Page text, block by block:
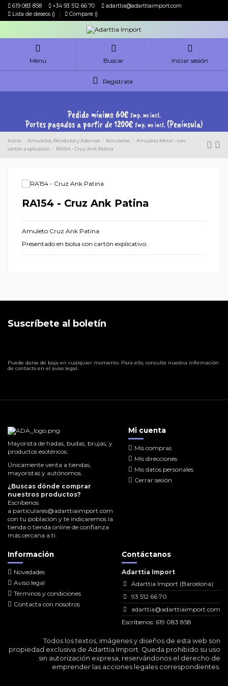
619 083 858 +34 93 512 66 70
adarttia@adarttiaimport.com
Lista de deseos () Compare ()
Menu Buscar Iniciar sesión
Regístrate
Pedido mínimo 60€ Imp. no incl.
Portes pagados a partir de 1200€ Imp. no incl. (Península)
Inicio Amuletos, Péndulos y Adornos Amuletos
Amuleto Metal - con
cartón explicativo
RA154 - Cruz Ank Patina
RA154 - Cruz Ank Patina
Amuleto Cruz Ank Patina
Presentado en bolsa con cartón explicativo.
Suscríbete al boletín
Puede darse de baja en cualquier momento. Para ello, consulte nuestra información
de contacto en el aviso legal.
Mayorista de hadas, budas, brujas, y
productos esotéricos.
Únicamente venta a tiendas,
mayoristas y autónomos.
¿Buscas dónde comprar
nuestros productos?
Escríbenos
a particulares@adarttiaimport.com
con tu población y te indicaremos la
tienda o tienda online de confianza
más cercana a ti.
Mi cuenta
Mis compras
Mis direcciones
Mis datos personales
Cerrar sesión
Información
Novedades
Aviso legal
Términos y condiciones
Contacta con nosotros
Contáctanos
Adarttia Import
Adarttia Import (Barcelona)
93 512 66 70
adarttia@adarttiaimport.com
Escríbenos: 619 083 858
Todos los textos, imágenes y diseños de esta web son
propiedad exclusiva de Adarttia Import. Queda prohibido su uso
sin autorización expresa, reservándonos el derecho de
emprender las acciones legales correspondientes.